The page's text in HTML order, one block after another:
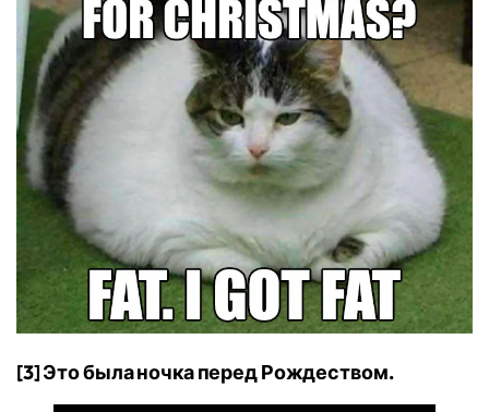
[3] Это была ночка перед Рождеством.